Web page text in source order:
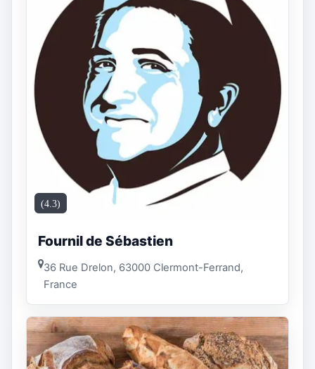
(4.3)
Fournil de Sébastien
36 Rue Drelon, 63000 Clermont-Ferrand,
France